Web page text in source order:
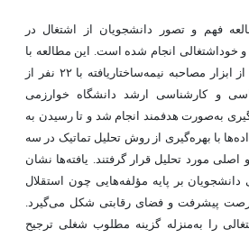
فهم و تصور دانشجویان از اشتغال در
انجام شده است. این مطالعه با
رویکرد کیفی و بهره گیری از ابزار مصاحبه نیمه‌ساختاریافته با ۲۲ نفر از
و کارشناسی ارشد دانشگاه خوارزمی
به‌صورت هدفمند انجام شد و تا رسیدن به
با بهره‌گیری از روش تحلیل تماتیک در سه
اصلی مورد تحلیل قرار گرفتند. یافته‌ها نشان
بر پایه مؤلفه‌هایی چون استقلال
پیشرفت و فضای رقابتی شکل می‌گیرد.
را به‌منزله گزینه مطلوب شغلی ترجیح